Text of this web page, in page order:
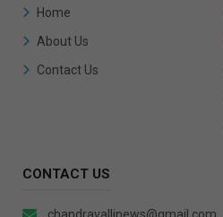
Home
About Us
Contact Us
CONTACT US
chandravallinews@gmail.com